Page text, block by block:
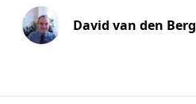
David van den Berg